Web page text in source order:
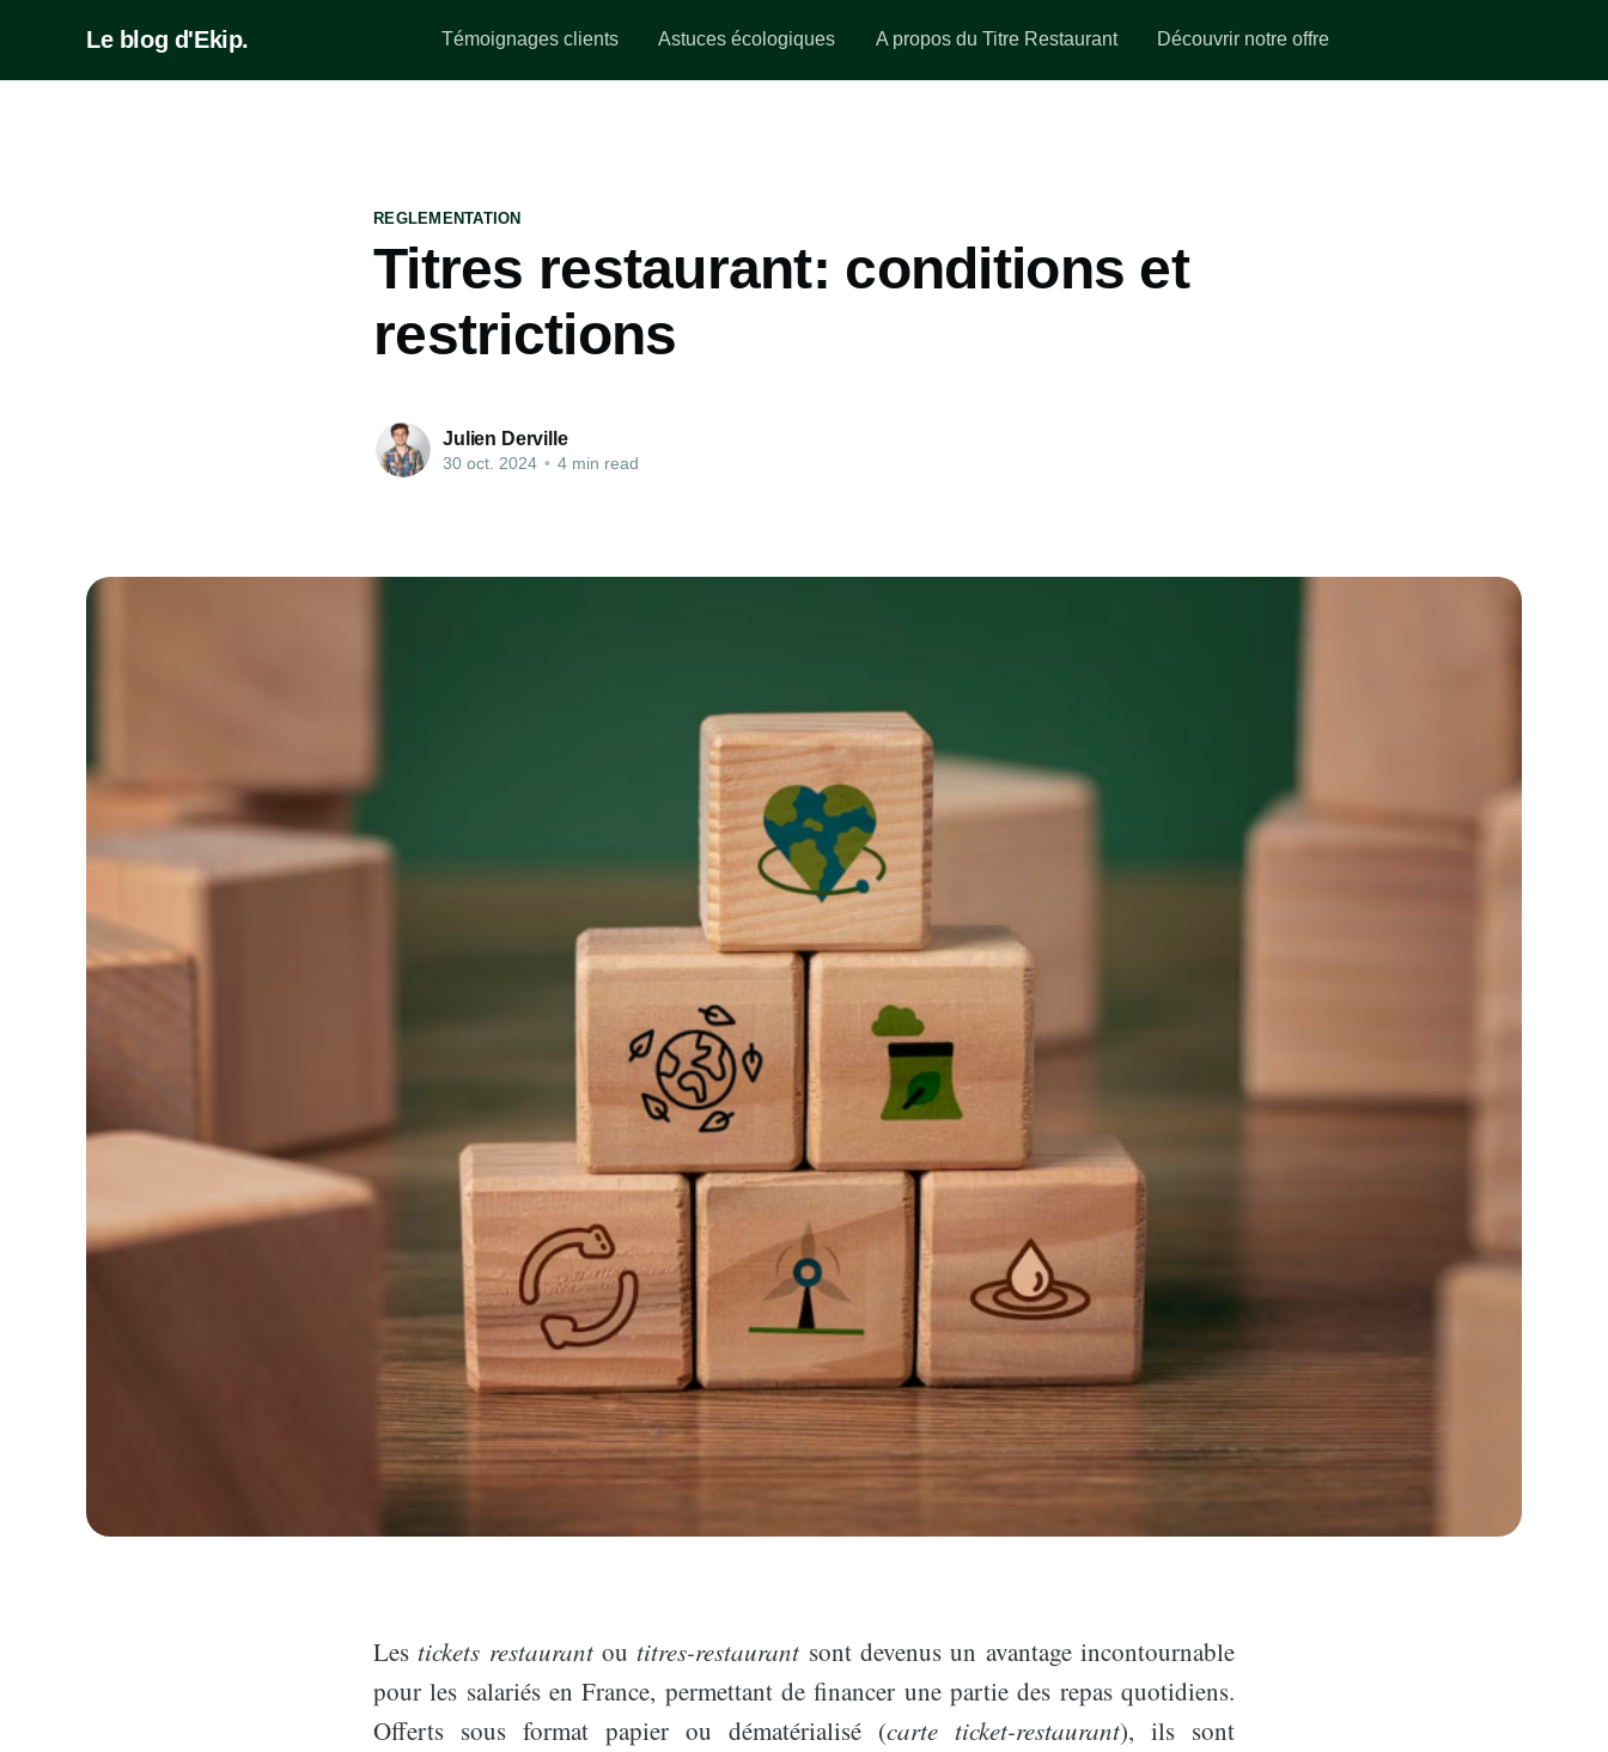
Le blog d'Ekip. Témoignages clients Astuces écologiques A propos du Titre Restaurant Découvrir notre offre
REGLEMENTATION
Titres restaurant: conditions et
restrictions
Julien Derville
30 oct. 2024 • 4 min read
Les tickets restaurantou titres-restaurant sont devenus un avantage incontournable
pour les salariés en France, permettant de financer une partie des repas quotidiens.
Offerts sous format papier ou dématérialisé (carte ticket-restaurant), ils sont